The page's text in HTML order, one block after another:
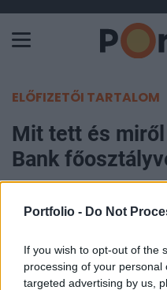
Portfolio - Do Not
If you wish to opt-out of the
processing of your
targeted advertising by us,
ELŐFIZETŐI TARTALOM
Mit tett és
Bank
2004. március 08. 10:01
Pál András, Tatai
önkormányzati